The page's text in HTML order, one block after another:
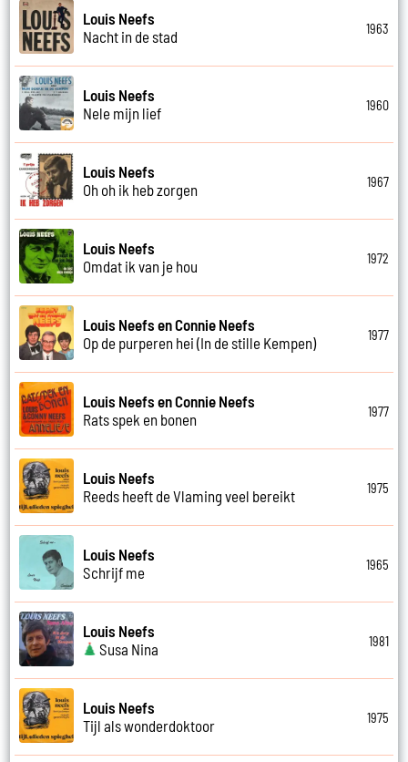
Louis Neefs
Nacht in de stad
1963
Louis Neefs
Nele mijn lief
1960
Louis Neefs
Oh oh ik heb zorgen
1967
Louis Neefs
Omdat ik van je hou
1972
Louis Neefs en Connie Neefs
Op de purperen hei (In de stille Kempen)
1977
Louis Neefs en Connie Neefs
Rats spek en bonen
1977
Louis Neefs
Reeds heeft de Vlaming veel bereikt
1975
Louis Neefs
Schrijf me
1965
Louis Neefs
Susa Nina
1981
Louis Neefs
Tijl als wonderdoktoor
1975